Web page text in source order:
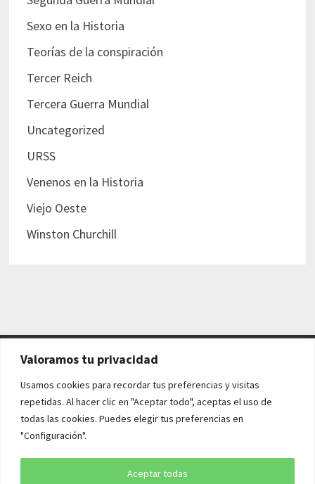
Valoramos tu privacidad
Usamos cookies para recordar tus preferencias y visitas
repetidas. Al hacer clic en "Aceptar todo", aceptas el uso de
todas las cookies. Puedes elegir tus preferencias en
"Configuración".
Aceptar todas
Sexo en la Historia
Teorías de la conspiración
Tercer Reich
Tercera Guerra Mundial
Uncategorized
URSS
Venenos en la Historia
Viejo Oeste
Winston Churchill
AVISO LEGAL Y POLÍTICAS
Aviso legal
Política de cookies